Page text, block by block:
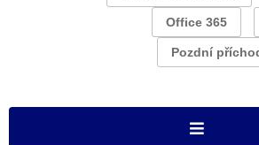
Office 365
Pozdní